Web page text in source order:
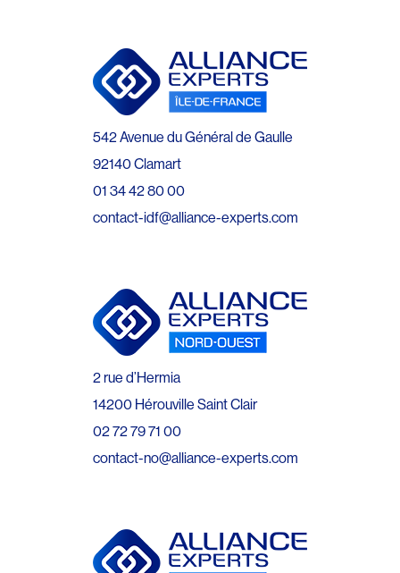
542 Avenue du Général de Gaulle
92140 Clamart
01 34 42 80 00
contact-idf@alliance-experts.com
2 rue d’Hermia
14200 Hérouville Saint Clair
02 72 79 71 00
contact-no@alliance-experts.com